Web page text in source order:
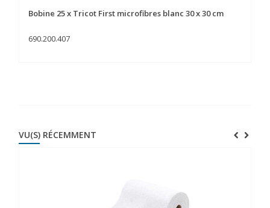
Bobine 25 x Tricot First microfibres blanc 30 x 30 cm
690.200.407
VU(S) RÉCEMMENT